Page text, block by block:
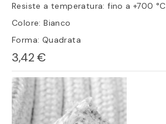
Resiste a temperatura: fino a +700 °C
Colore: Bianco
Forma: Quadrata
3,42 €